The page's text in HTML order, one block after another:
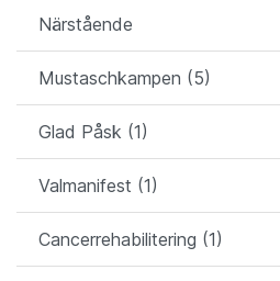
Närstående
Mustaschkampen (5)
Glad Påsk (1)
Valmanifest (1)
Cancerrehabilitering (1)